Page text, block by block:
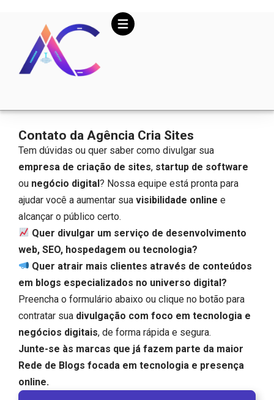
Contato da Agência Cria Sites
Tem dúvidas ou quer saber como divulgar sua
empresa de criação de sites, startup de software
ou negócio digital? Nossa equipe está pronta para
ajudar você a aumentar sua visibilidade online e
alcançar o público certo.
Quer divulgar um serviço de desenvolvimento
web, SEO, hospedagem ou tecnologia?
Quer atrair mais clientes através de conteúdos
em blogs especializados no universo digital?
Preencha o formulário abaixo ou clique no botão para
contratar sua divulgação com foco em tecnologia e
negócios digitais, de forma rápida e segura.
Junte-se às marcas que já fazem parte da maior
Rede de Blogs focada em tecnologia e presença
online.